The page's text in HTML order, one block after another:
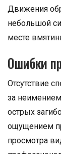
Движения
небольшой
месте
Ошибки
Отсутствие
за
острых
ощущением
просмотра